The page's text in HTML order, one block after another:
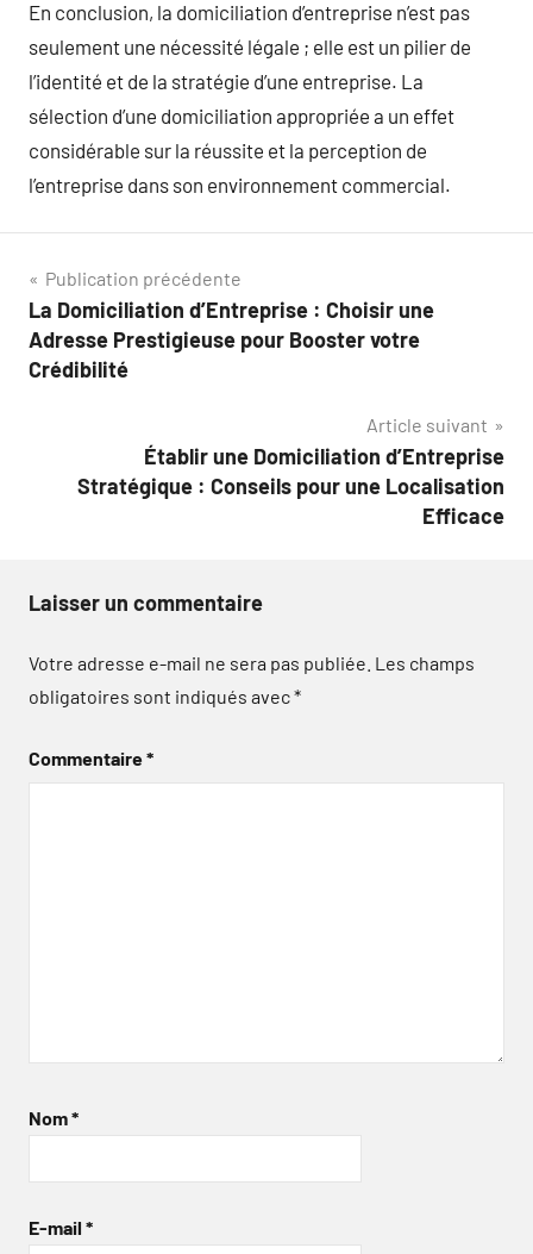
En conclusion, la domiciliation d’entreprise n’est pas
seulement une nécessité légale ; elle est un pilier de
l’identité et de la stratégie d’une entreprise. La
sélection d’une domiciliation appropriée a un effet
considérable sur la réussite et la perception de
l’entreprise dans son environnement commercial.
Navigation
de
l’article
Publication précédente
La Domiciliation d’Entreprise : Choisir une
Adresse Prestigieuse pour Booster votre
Crédibilité
Article suivant
Établir une Domiciliation d’Entreprise
Stratégique : Conseils pour une Localisation
Efficace
Laisser un commentaire
Votre adresse e-mail ne sera pas publiée. Les champs
obligatoires sont indiqués avec*
Commentaire*
Nom*
E-mail *